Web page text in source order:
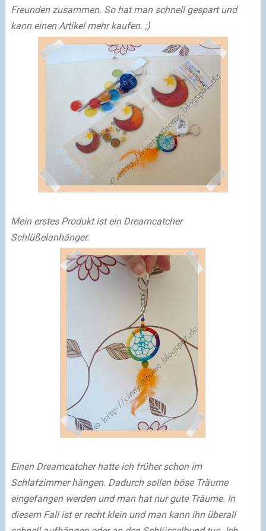
Freunden zusammen. So hat man schnell gespart und
kann einen Artikel mehr kaufen. ;)
Mein erstes Produkt ist ein Dreamcatcher
Schlüßelanhänger.
Einen Dreamcatcher hatte ich früher schon im
Schlafzimmer hängen. Dadurch sollen böse Träume
eingefangen werden und man hat nur gute Träume. In
diesem Fall ist er recht klein und man kann ihn überall